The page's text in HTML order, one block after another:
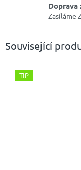
Doprava
Zasíláme
Související
TIP